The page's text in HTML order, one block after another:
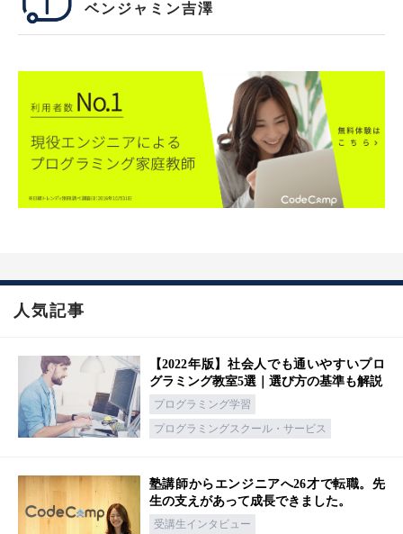
ベンジャミン吉澤
人気記事
【2022年版】社会人でも通いやすいプロ
グラミング教室5選｜選び方の基準も解説
プログラミング学習
プログラミングスクール・サービス
塾講師からエンジニアへ26才で転職。先
生の支えがあって成長できました。
受講生インタビュー